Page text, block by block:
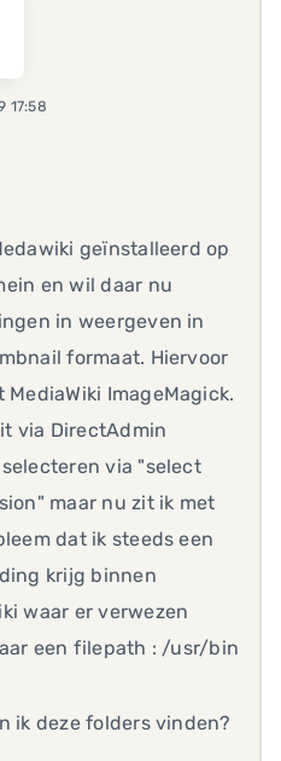
17:58
geïnstalleerd op
en wil daar nu
in weergeven in
formaat. Hiervoor
ImageMagick.
via DirectAdmin
via "select
maar nu zit ik met
dat ik steeds een
krijg binnen
waar er verwezen
een filepath : /usr/bin
ik deze folders vinden?